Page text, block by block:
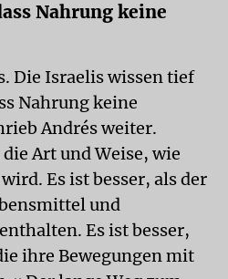
Nahrung keine
Die Israelis wissen tief
Nahrung keine
Andrés weiter.
Art und Weise, wie
Es ist besser, als der
und
Es ist besser,
ihre Bewegungen mit